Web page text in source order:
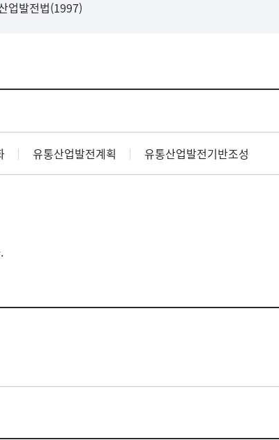
업발전법(1997)
유통산업발전계획 유통산업발전기반조성